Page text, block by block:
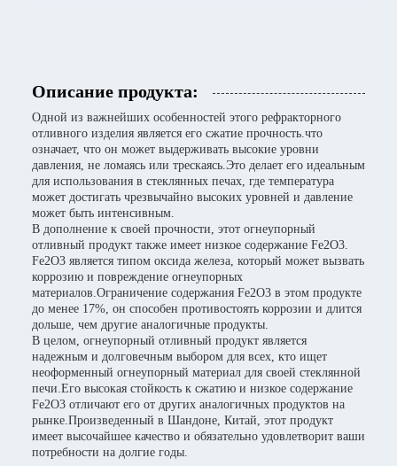
Описание продукта:
Одной из важнейших особенностей этого рефракторного
отливного изделия является его сжатие прочность.что
означает, что он может выдерживать высокие уровни
давления, не ломаясь или трескаясь.Это делает его идеальным
для использования в стеклянных печах, где температура
может достигать чрезвычайно высоких уровней и давление
может быть интенсивным.
В дополнение к своей прочности, этот огнеупорный
отливный продукт также имеет низкое содержание Fe2O3.
Fe2O3 является типом оксида железа, который может вызвать
коррозию и повреждение огнеупорных
материалов.Ограничение содержания Fe2O3 в этом продукте
до менее 17%, он способен противостоять коррозии и длится
дольше, чем другие аналогичные продукты.
В целом, огнеупорный отливный продукт является
надежным и долговечным выбором для всех, кто ищет
неоформенный огнеупорный материал для своей стеклянной
печи.Его высокая стойкость к сжатию и низкое содержание
Fe2O3 отличают его от других аналогичных продуктов на
рынке.Произведенный в Шандоне, Китай, этот продукт
имеет высочайшее качество и обязательно удовлетворит ваши
потребности на долгие годы.